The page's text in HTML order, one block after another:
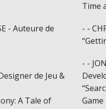
- Auteure de
de Jeu &
A Tale of
Time
- -
- -